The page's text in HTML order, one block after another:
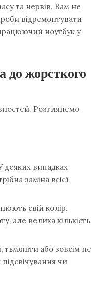
та нервів. Вам не
відремонтувати
ноутбук у
до жорсткого
Розглянемо
деяких випадках
заміна всієї
свій колір.
але велика кількість
або зовсім не
чи